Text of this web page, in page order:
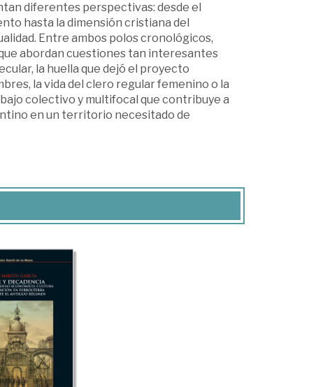
diferentes perspectivas: desde el
hasta la dimensión cristiana del
Entre ambos polos cronológicos,
abordan cuestiones tan interesantes
la huella que dejó el proyecto
la vida del clero regular femenino o la
colectivo y multifocal que contribuye a
en un territorio necesitado de